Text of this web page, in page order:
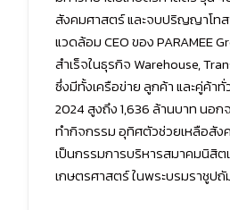
สังคมศาสตร์ และจบปริญญาโท
แวดล้อม CEO ของ PARAMEE
สำเร็จในธุรกิจ Warehouse,
ซึ่งมีทั้งเครือข่าย ลูกค้า และคู่ค้า
2024 สูงถึง 1,636 ล้านบาท น
ทำกิจกรรม อุทิศตัวช่วยเหลือสัง
เป็นกรรมการบริหารสมาคมนิสิต
เกษตรศาสตร์ ในพระบรมราชูป